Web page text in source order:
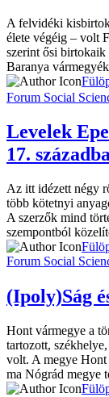
A felvidéki
élete végéig – volt
szerint ősi birtokaik
Baranya
Forum Social
Levelek
17.
Az itt idézett négy
több kötetnyi
A szerzők mind
szempontból
Forum Social
(Ipoly)Ság
Hont vármegye a
tartozott,
volt. A megye
ma Nógrád megye